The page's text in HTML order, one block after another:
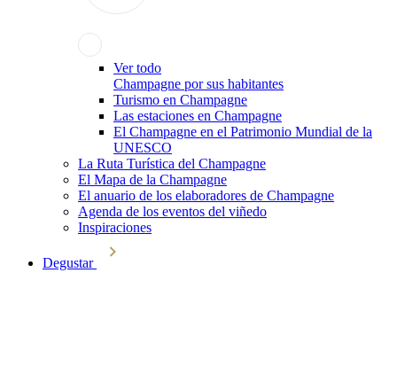
Ver todo
Champagne por sus habitantes
Turismo en Champagne
Las estaciones en Champagne
El Champagne en el Patrimonio Mundial de la
UNESCO
La Ruta Turística del Champagne
El Mapa de la Champagne
El anuario de los elaboradores de Champagne
Agenda de los eventos del viñedo
Inspiraciones
Degustar